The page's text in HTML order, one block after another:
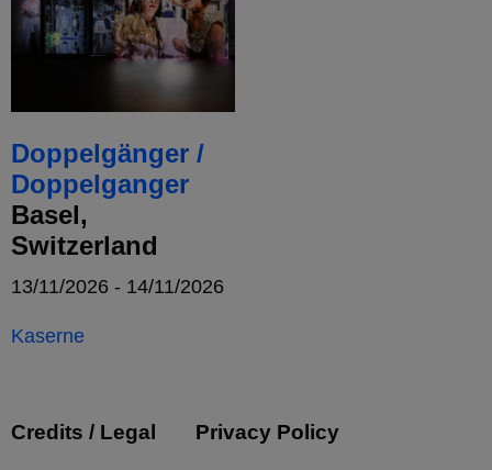
Doppelgänger /
Doppelganger
Basel,
Switzerland
13/11/2026 - 14/11/2026
Kaserne
Credits / Legal Privacy Policy